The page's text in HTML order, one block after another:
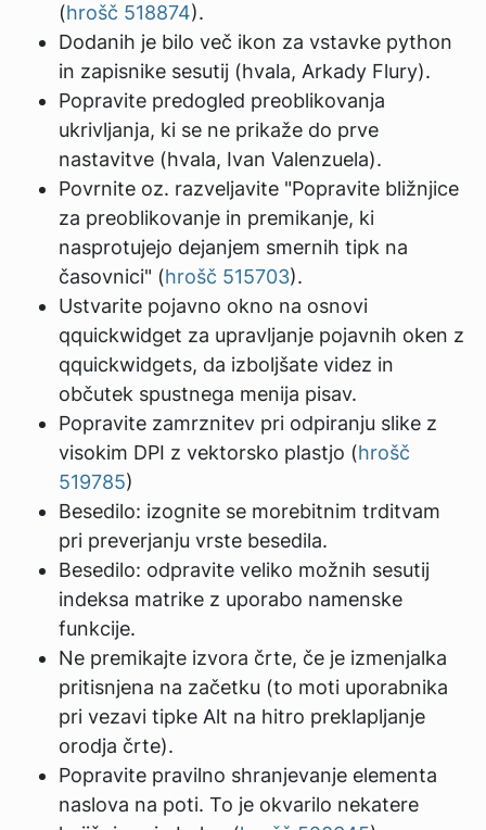
(hrošč 518874).
Dodanih je bilo več ikon za vstavke python
in zapisnike sesutij (hvala, Arkady Flury).
Popravite predogled preoblikovanja
ukrivljanja, ki se ne prikaže do prve
nastavitve (hvala, Ivan Valenzuela).
Povrnite oz. razveljavite "Popravite bližnjice
za preoblikovanje in premikanje, ki
nasprotujejo dejanjem smernih tipk na
časovnici" (hrošč 515703).
Ustvarite pojavno okno na osnovi
qquickwidget za upravljanje pojavnih oken z
qquickwidgets, da izboljšate videz in
občutek spustnega menija pisav.
Popravite zamrznitev pri odpiranju slike z
visokim DPI z vektorsko plastjo (hrošč
519785)
Besedilo: izognite se morebitnim trditvam
pri preverjanju vrste besedila.
Besedilo: odpravite veliko možnih sesutij
indeksa matrike z uporabo namenske
funkcije.
Ne premikajte izvora črte, če je izmenjalka
pritisnjena na začetku (to moti uporabnika
pri vezavi tipke Alt na hitro preklapljanje
orodja črte).
Popravite pravilno shranjevanje elementa
naslova na poti. To je okvarilo nekatere